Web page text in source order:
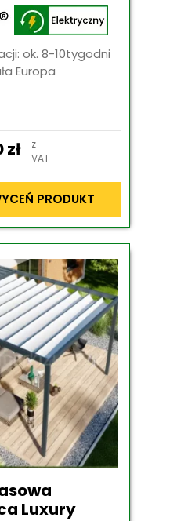
ok. 8-10tygodni
Europa
zł
z
VAT
PRODUKT
Luxury